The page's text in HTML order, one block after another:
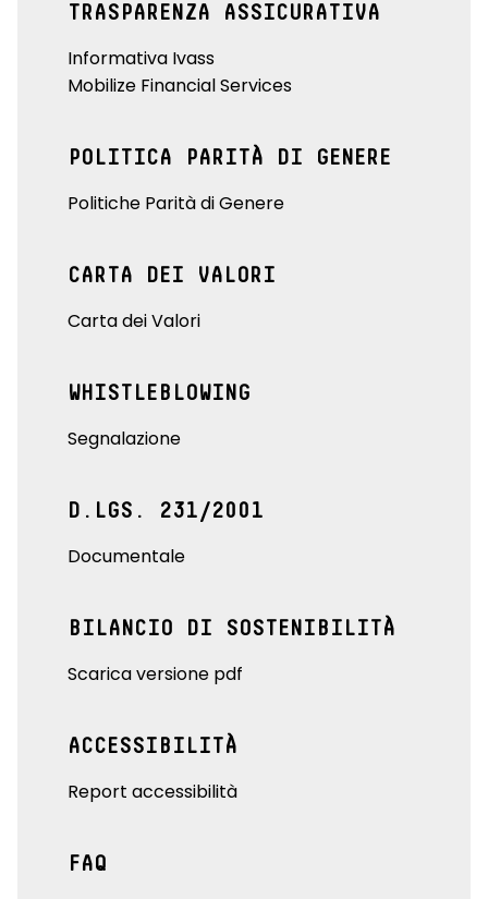
TRASPARENZA ASSICURATIVA
Informativa Ivass
Mobilize Financial Services
POLITICA PARITÀ DI GENERE
Politiche Parità di Genere
CARTA DEI VALORI
Carta dei Valori
WHISTLEBLOWING
Segnalazione
D.LGS. 231/2001
Documentale
BILANCIO DI SOSTENIBILITÀ
Scarica versione pdf
ACCESSIBILITÀ
Report accessibilità
FAQ